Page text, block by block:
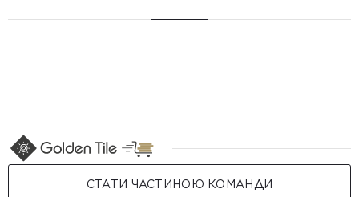
СТАТИ ЧАСТИНОЮ КОМАНДИ